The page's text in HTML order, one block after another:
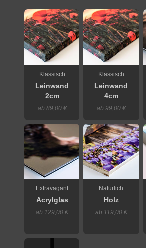
Klassisch
Leinwand
2cm
ab 89,00 €
Klassisch
Leinwand
4cm
ab 99,00 €
Extravagant
Acrylglas
ab 129,00 €
Natürlich
Holz
ab 119,00 €